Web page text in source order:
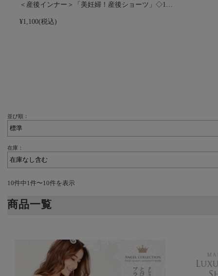
＜産後インナー＞「美妊婦！産後ショーツ」◇1…
¥1,100(税込)
並び順：
在庫：
10件中1件〜10件を表示
商品一覧